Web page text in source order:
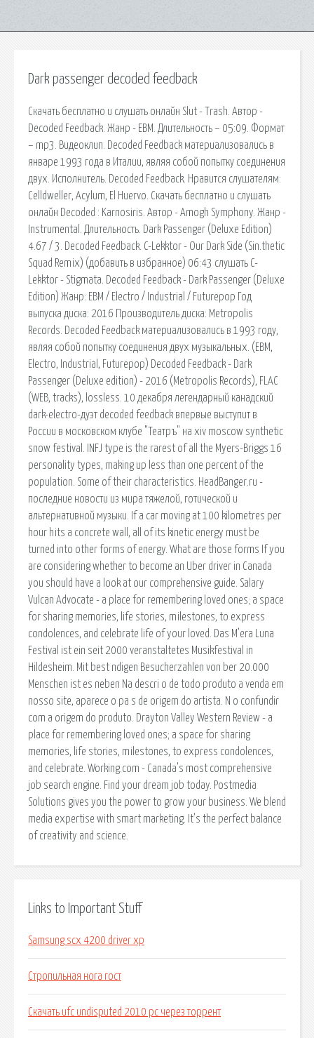
Dark passenger decoded feedback
Скачать бесплатно и слушать онлайн Slut - Trash. Автор -
Decoded Feedback. Жанр - EBM. Длительность – 05:09. Формат
– mp3. Видеоклип. Decoded Feedback материализовались в
январе 1993 года в Италии, являя собой попытку соединения
двух. Исполнитель. Decoded Feedback. Нравится слушателям:
Celldweller, Acylum, El Huervo. Скачать бесплатно и слушать
онлайн Decoded : Karnosiris. Автор - Amogh Symphony. Жанр -
Instrumental. Длительность. Dark Passenger (Deluxe Edition)
4.67 / 3. Decoded Feedback. C-Lekktor - Our Dark Side (Sin.thetic
Squad Remix) (добавить в избранное) 06:43 слушать C-
Lekktor - Stigmata. Decoded Feedback - Dark Passenger (Deluxe
Edition) Жанр: EBM / Electro / Industrial / Futurepop Год
выпуска диска: 2016 Производитель диска: Metropolis
Records. Decoded Feedback материализовались в 1993 году,
являя собой попытку соединения двух музыкальных. (EBM,
Electro, Industrial, Futurepop) Decoded Feedback - Dark
Passenger (Deluxe edition) - 2016 (Metropolis Records), FLAC
(WEB, tracks), lossless. 10 декабря легендарный канадский
dark-electro-дуэт decoded feedback впервые выступит в
России в московском клубе "Театръ" на xiv moscow synthetic
snow festival. INFJ type is the rarest of all the Myers-Briggs 16
personality types, making up less than one percent of the
population. Some of their characteristics. HeadBanger.ru -
последние новости из мира тяжелой, готической и
альтернативной музыки. If a car moving at 100 kilometres per
hour hits a concrete wall, all of its kinetic energy must be
turned into other forms of energy. What are those forms If you
are considering whether to become an Uber driver in Canada
you should have a look at our comprehensive guide. Salary
Vulcan Advocate - a place for remembering loved ones; a space
for sharing memories, life stories, milestones, to express
condolences, and celebrate life of your loved. Das M’era Luna
Festival ist ein seit 2000 veranstaltetes Musikfestival in
Hildesheim. Mit best ndigen Besucherzahlen von ber 20.000
Menschen ist es neben Na descri o de todo produto a venda em
nosso site, aparece o pa s de origem do artista. N o confundir
com a origem do produto. Drayton Valley Western Review - a
place for remembering loved ones; a space for sharing
memories, life stories, milestones, to express condolences,
and celebrate. Working.com - Canada's most comprehensive
job search engine. Find your dream job today. Postmedia
Solutions gives you the power to grow your business. We blend
media expertise with smart marketing. It’s the perfect balance
of creativity and science.
Links to Important Stuff
Samsung scx 4200 driver xp
Стропильная нога гост
Скачать ufc undisputed 2010 pc через торрент